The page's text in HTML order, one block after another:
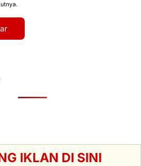
IKLAN DI SINI